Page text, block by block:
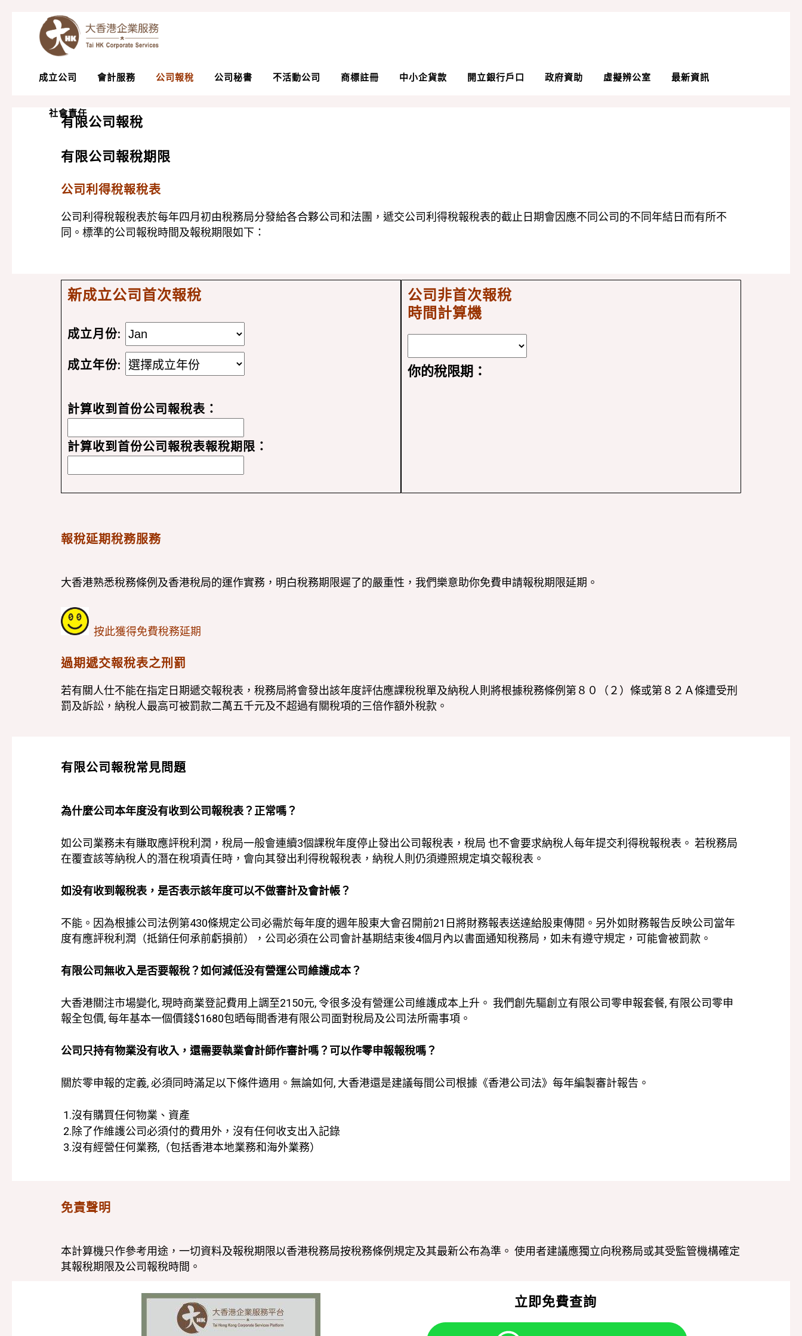
成立公司 會計服務 公司報稅 公司秘書 不活動公司 商標註冊 中小企貨款 開立銀行戶口 政府資助 虛擬辨公室 最新資訊
社會責任
有限公司報稅
有限公司報稅期限
公司利得稅報稅表
公司利得稅報稅表於每年四月初由稅務局分發給各合夥公司和法團，遞交公司利得稅報稅表的截止日期會因應不同公司的不同年結日而有所不
同。標準的公司報稅時間及報稅期限如下：
新成立公司首次報稅
成立月份:
成立年份:
計算收到首份公司報稅表：
計算收到首份公司報稅表報稅期限：
公司非首次報稅
時間計算機
你的稅限期：
報稅延期稅務服務
大香港熟悉稅務條例及香港稅局的運作實務，明白稅務期限遲了的嚴重性，我們樂意助你免費申請報稅期限延期。
按此獲得免費稅務延期
過期遞交報稅表之刑罰
若有關人仕不能在指定日期遞交報稅表，稅務局將會發出該年度評估應課稅稅單及納稅人則將根據稅務條例第８０（２）條或第８２Ａ條遭受刑
罰及訴訟，納稅人最高可被罰款二萬五千元及不超過有關稅項的三倍作額外稅款。
有限公司報稅常見問題
為什麼公司本年度没有收到公司報稅表？正常嗎？
如公司業務未有賺取應評稅利潤，稅局一般會連續3個課稅年度停止發出公司報稅表，稅局 也不會要求納稅人每年提交利得稅報稅表。 若稅務局
在覆查該等納稅人的潛在稅項責任時，會向其發出利得稅報稅表，納稅人則仍須遵照規定填交報稅表。
如没有收到報稅表，是否表示該年度可以不做審計及會計帳？
不能。因為根據公司法例第430條規定公司必需於每年度的週年股東大會召開前21日將財務報表送達給股東傳閱。另外如財務報告反映公司當年
度有應評稅利潤（抵銷任何承前虧損前），公司必須在公司會計基期結束後4個月內以書面通知稅務局，如未有遵守規定，可能會被罰款。
有限公司無收入是否要報稅？如何減低没有營運公司維護成本？
大香港關注市場變化, 現時商業登記費用上調至2150元, 令很多没有營運公司維護成本上升。 我們創先驅創立有限公司零申報套餐, 有限公司零申
報全包價, 每年基本一個價錢$1680包晒每間香港有限公司面對稅局及公司法所需事項。
公司只持有物業没有收入，還需要執業會計師作審計嗎？可以作零申報報稅嗎？
關於零申報的定義, 必須同時滿足以下條件適用。無論如何, 大香港還是建議每間公司根據《香港公司法》每年編製審計報告。
1.沒有購買任何物業、資產
2.除了作維護公司必須付的費用外，沒有任何收支出入記錄
3.沒有經營任何業務,（包括香港本地業務和海外業務）
免責聲明
本計算機只作參考用途，一切資料及報稅期限以香港稅務局按稅務條例規定及其最新公布為準。 使用者建議應獨立向稅務局或其受監管機構確定
其報稅期限及公司報稅時間。
立即免費查詢